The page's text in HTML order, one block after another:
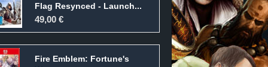
Flag Resynced - Launch...
49,00 €
Fire Emblem: Fortune's